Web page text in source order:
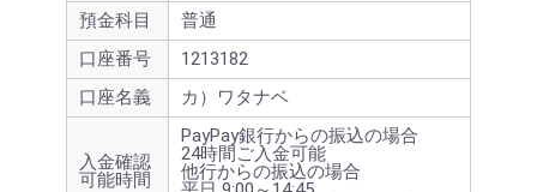
預金科目
普通
口座番号
1213182
口座名義
カ）ワタナベ
入金確認
可能時間
PayPay銀行からの振込の場合
24時間ご入金可能
他行からの振込の場合